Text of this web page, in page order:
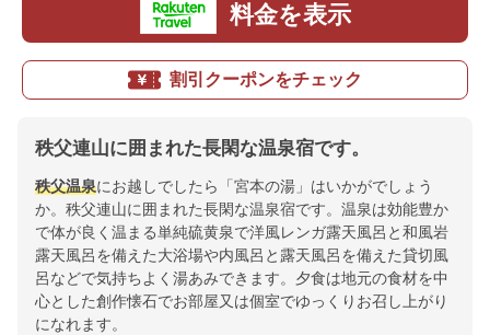
料金を表示
割引クーポンをチェック
秩父連山に囲まれた長閑な温泉宿です。
秩父温泉にお越しでしたら「宮本の湯」はいかがでしょう
か。秩父連山に囲まれた長閑な温泉宿です。温泉は効能豊か
で体が良く温まる単純硫黄泉で洋風レンガ露天風呂と和風岩
露天風呂を備えた大浴場や内風呂と露天風呂を備えた貸切風
呂などで気持ちよく湯あみできます。夕食は地元の食材を中
心とした創作懐石でお部屋又は個室でゆっくりお召し上がり
になれます。